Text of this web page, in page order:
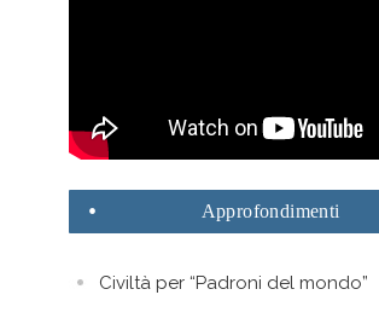
Approfondimenti
Civiltà per “Padroni del mondo”